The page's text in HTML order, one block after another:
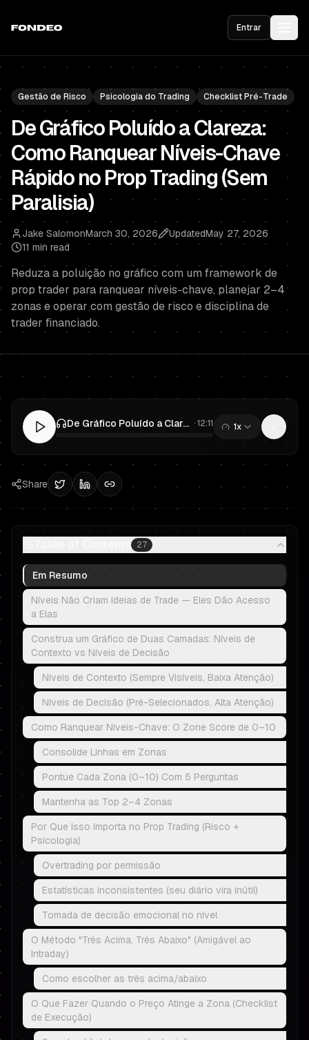
Entrar
Gestão de Risco Psicologia do Trading Checklist Pré-Trade
De Gráfico Poluído a Clareza:
Como Ranquear Níveis-Chave
Rápido no Prop Trading (Sem
Paralisia)
Jake SalomonMarch 30, 2026 UpdatedMay 27, 2026
11 min read
Reduza a poluição no gráfico com um framework de
prop trader para ranquear níveis-chave, planejar 2–4
zonas e operar com gestão de risco e disciplina de
trader financiado.
De Gráfico Poluído a Clareza: Como Ranquear Níveis-Chave Rápido no Prop Trading (Sem Paralisia) ·12:11 1x
Share
27
Em Resumo
Níveis Não Criam Ideias de Trade — Eles Dão Acesso
a Elas
Construa um Gráfico de Duas Camadas: Níveis de
Contexto vs Níveis de Decisão
Níveis de Contexto (Sempre Visíveis, Baixa Atenção)
Níveis de Decisão (Pré-Selecionados, Alta Atenção)
Como Ranquear Níveis-Chave: O Zone Score de 0–10
Consolide Linhas em Zonas
Pontue Cada Zona (0–10) Com 5 Perguntas
Mantenha as Top 2–4 Zonas
Por Que Isso Importa no Prop Trading (Risco +
Psicologia)
Overtrading por permissão
Estatísticas inconsistentes (seu diário vira inútil)
Tomada de decisão emocional no nível
O Método "Três Acima, Três Abaixo" (Amigável ao
Intraday)
Como escolher as três acima/abaixo
O Que Fazer Quando o Preço Atinge a Zona (Checklist
de Execução)